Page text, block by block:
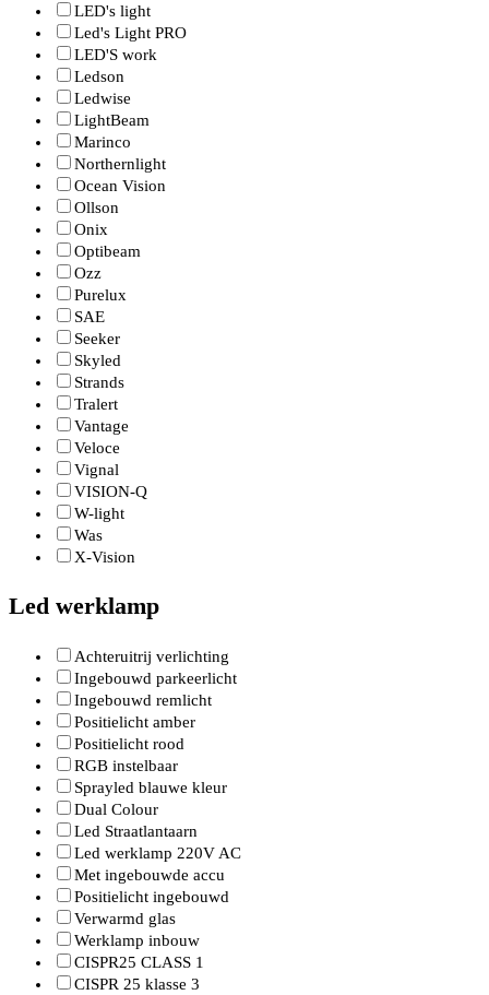
LED's light
Led's Light PRO
LED'S work
Ledson
Ledwise
LightBeam
Marinco
Northernlight
Ocean Vision
Ollson
Onix
Optibeam
Ozz
Purelux
SAE
Seeker
Skyled
Strands
Tralert
Vantage
Veloce
Vignal
VISION-Q
W-light
Was
X-Vision
Led werklamp
Achteruitrij verlichting
Ingebouwd parkeerlicht
Ingebouwd remlicht
Positielicht amber
Positielicht rood
RGB instelbaar
Sprayled blauwe kleur
Dual Colour
Led Straatlantaarn
Led werklamp 220V AC
Met ingebouwde accu
Positielicht ingebouwd
Verwarmd glas
Werklamp inbouw
CISPR25 CLASS 1
CISPR 25 klasse 3